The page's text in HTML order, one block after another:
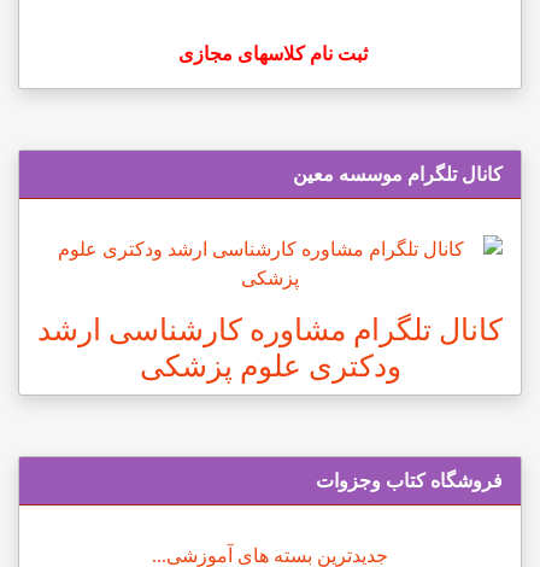
ثبت نام کلاسهای مجازی
کانال تلگرام موسسه معین
کانال تلگرام مشاوره کارشناسی ارشد
ودکتری علوم پزشکی
فروشگاه کتاب وجزوات
جدیدترین بسته های آموزشی...